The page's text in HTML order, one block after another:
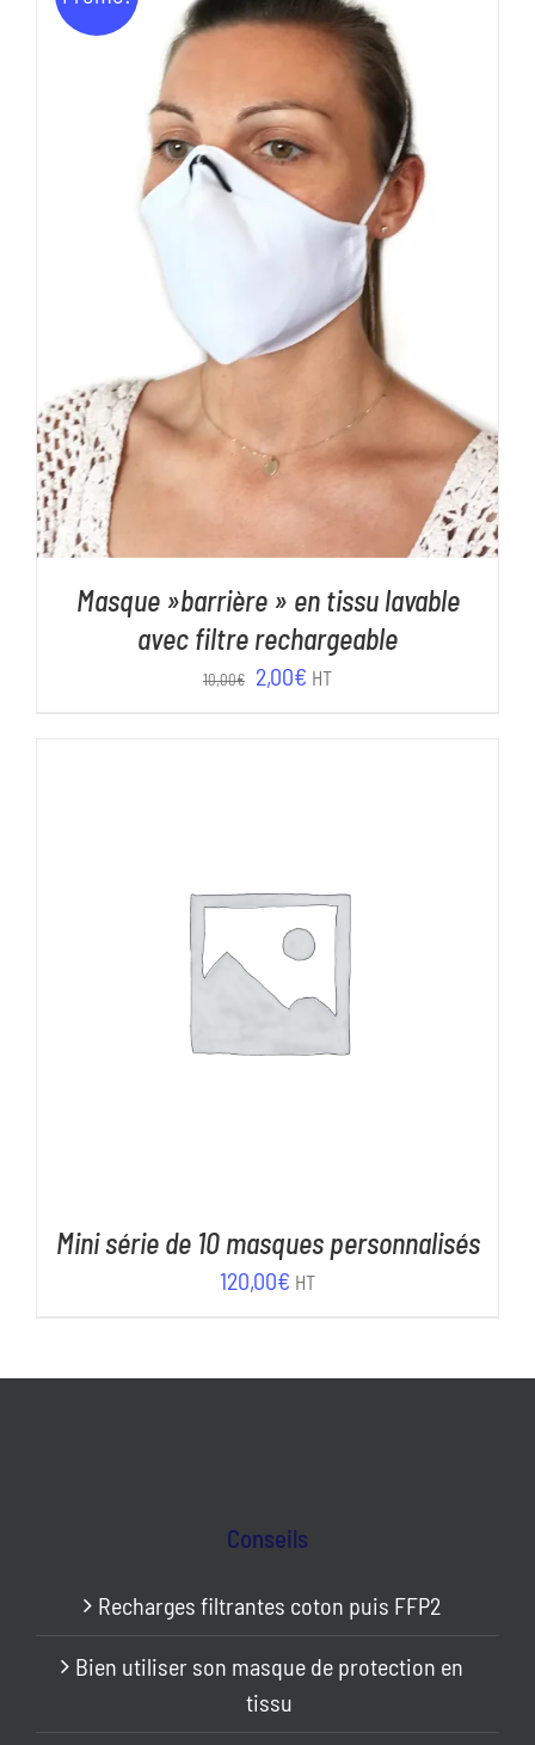
11,00€.5,00€.
DÉTAILS
Masque »barrière » en tissu lavable
avec filtre rechargeable
10,00€
Le
2,00€ Le
HT
AJOUTER AU PANIER DÉTAILS
Mini série de 10 masques personnalisés
120,00€ HT
Conseils
Recharges filtrantes coton puis FFP2
Bien utiliser son masque de protection en
tissu